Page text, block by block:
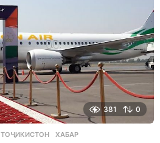
381 0
,ТОҶИКИСТОН ,ХАБАР